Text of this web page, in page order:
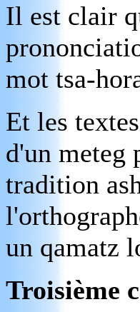
Il est clair
mot tsa-
Et les
d'un meteg
tradition
un qamatz
Troisième